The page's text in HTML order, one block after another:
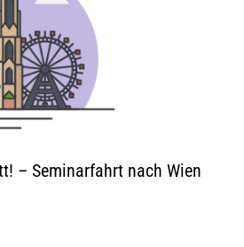
– Seminarfahrt nach Wien